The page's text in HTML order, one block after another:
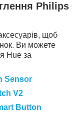
Philips
щоб
Ви можете
Hue за
Sensor
V2
Button